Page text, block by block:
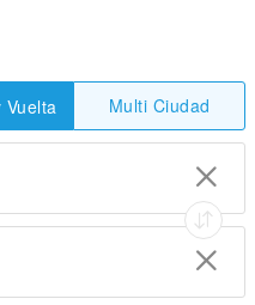
Multi Ciudad